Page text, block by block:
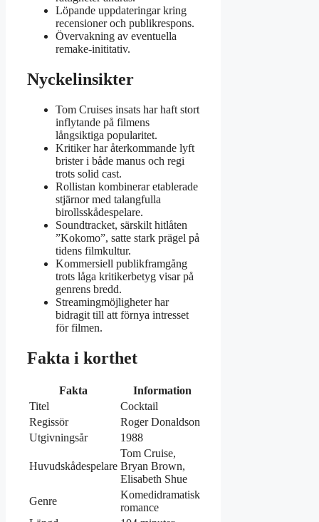
Löpande uppdateringar kring
recensioner och publikrespons.
Övervakning av eventuella
remake-inititativ.
Nyckelinsikter
Tom Cruises insats har haft stort
inflytande på filmens
långsiktiga popularitet.
Kritiker har återkommande lyft
brister i både manus och regi
trots solid cast.
Rollistan kombinerar etablerade
stjärnor med talangfulla
birollsskådespelare.
Soundtracket, särskilt hitlåten
”Kokomo”, satte stark prägel på
tidens filmkultur.
Kommersiell publikframgång
trots låga kritikerbetyg visar på
genrens bredd.
Streamingmöjligheter har
bidragit till att förnya intresset
för filmen.
Fakta i korthet
Fakta
Information
Titel
Cocktail
Regissör
Roger Donaldson
Utgivningsår
1988
Huvudskådespelare
Tom Cruise,
Bryan Brown,
Elisabeth Shue
Genre
Komedidramatisk
romance